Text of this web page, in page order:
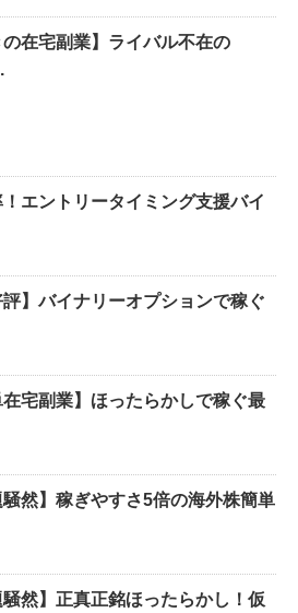
の在宅副業】ライバル不在の
エントリータイミング支援バイ
評】バイナリーオプションで稼ぐ
在宅副業】ほったらかしで稼ぐ最
騒然】稼ぎやすさ5倍の海外株簡単
騒然】正真正銘ほったらかし！仮